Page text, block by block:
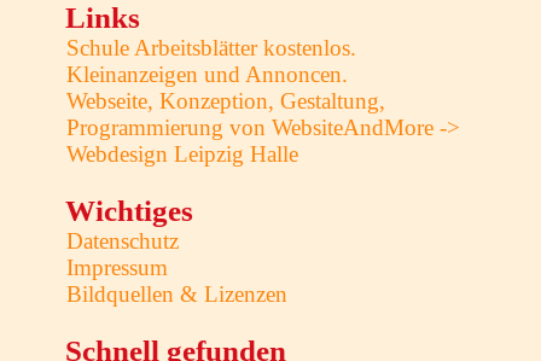
Links
Schule Arbeitsblätter kostenlos.
Kleinanzeigen und Annoncen.
Webseite, Konzeption, Gestaltung,
Programmierung von WebsiteAndMore ->
Webdesign Leipzig Halle
Wichtiges
Datenschutz
Impressum
Bildquellen & Lizenzen
Schnell gefunden